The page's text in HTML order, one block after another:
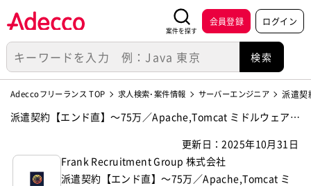
案件を探す
会員登録 ログイン
Adeccoフリーランス TOP 求人検索･案件情報 サーバーエンジニア 派遣契
派遣契約【エンド直】～75万／Apache,Tomcat ミドルウェアエ
roup 株式会社】
更新日：2025年10月31日
Frank Recruitment Group 株式会社
派遣契約【エンド直】～75万／Apache,Tomcat ミ